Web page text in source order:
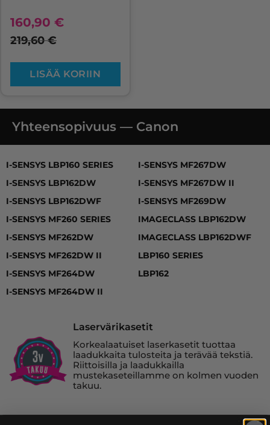
160,90 €
219,60€
LISÄÄ KORIIN
Yhteensopivuus — Canon
I-SENSYS LBP160 SERIES
I-SENSYS LBP162DW
I-SENSYS LBP162DWF
I-SENSYS MF260 SERIES
I-SENSYS MF262DW
I-SENSYS MF262DW II
I-SENSYS MF264DW
I-SENSYS MF264DW II
I-SENSYS MF267DW
I-SENSYS MF267DW II
I-SENSYS MF269DW
IMAGECLASS LBP162DW
IMAGECLASS LBP162DWF
LBP160 SERIES
LBP162
Laservärikasetit
Korkealaatuiset laserkasetit tuottaa
laadukkaita tulosteita ja terävää tekstiä.
Riittoisilla ja laadukkailla
mustekaseteillamme on kolmen vuoden
takuu.